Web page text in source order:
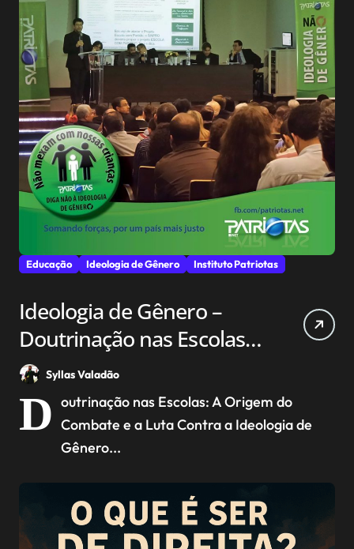
Educação Ideologia de Gênero Instituto Patriotas
Ideologia de Gênero –
Doutrinação nas Escolas,
A Origem do Combate
Contra essa Ideologia
Syllas Valadão
D outrinação nas Escolas: A Origem do
Combate e a Luta Contra a Ideologia de
Gênero...